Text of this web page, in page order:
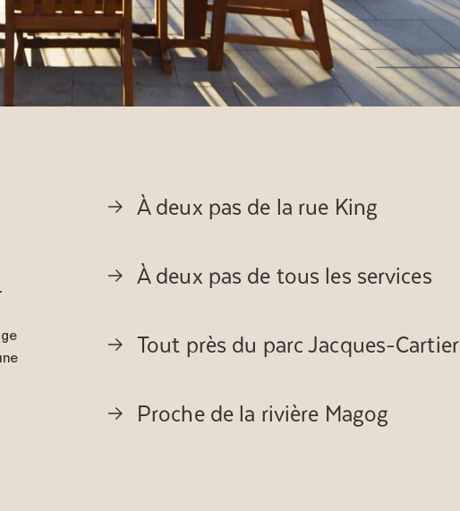
À deux pas de la rue King
À deux pas de tous les services
Tout près du parc Jacques-Cartier
Proche de la rivière Magog